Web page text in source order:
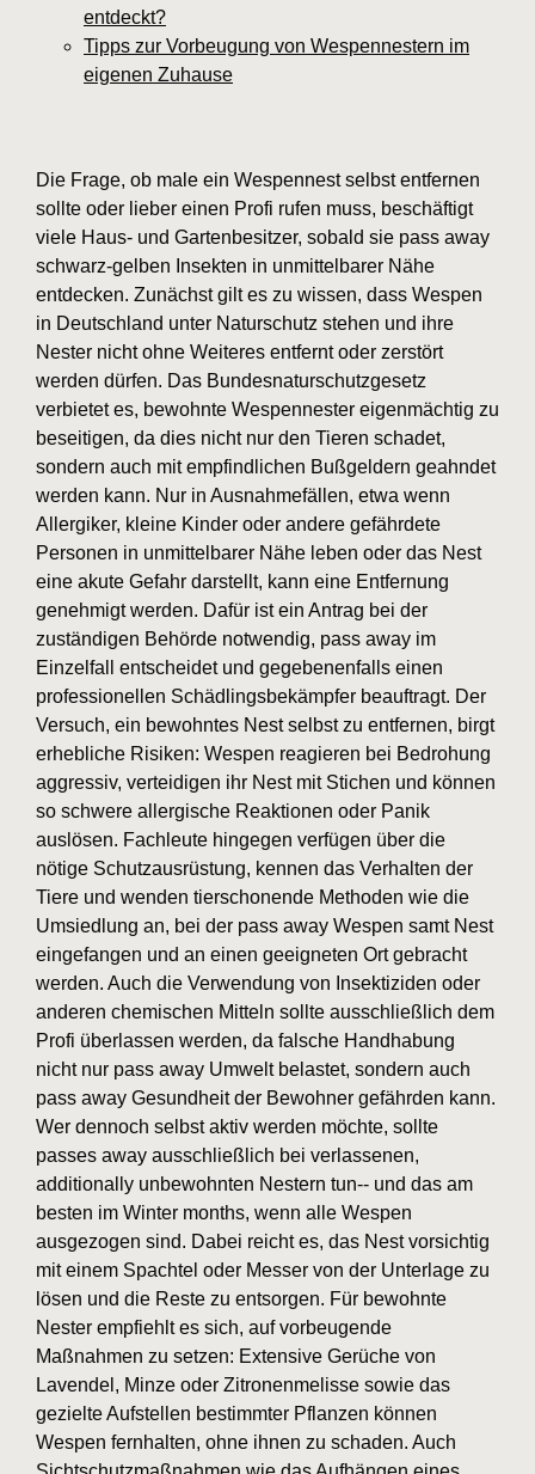
entdeckt?
Tipps zur Vorbeugung von Wespennestern im
eigenen Zuhause
Die Frage, ob male ein Wespennest selbst entfernen
sollte oder lieber einen Profi rufen muss, beschäftigt
viele Haus- und Gartenbesitzer, sobald sie pass away
schwarz-gelben Insekten in unmittelbarer Nähe
entdecken. Zunächst gilt es zu wissen, dass Wespen
in Deutschland unter Naturschutz stehen und ihre
Nester nicht ohne Weiteres entfernt oder zerstört
werden dürfen. Das Bundesnaturschutzgesetz
verbietet es, bewohnte Wespennester eigenmächtig zu
beseitigen, da dies nicht nur den Tieren schadet,
sondern auch mit empfindlichen Bußgeldern geahndet
werden kann. Nur in Ausnahmefällen, etwa wenn
Allergiker, kleine Kinder oder andere gefährdete
Personen in unmittelbarer Nähe leben oder das Nest
eine akute Gefahr darstellt, kann eine Entfernung
genehmigt werden. Dafür ist ein Antrag bei der
zuständigen Behörde notwendig, pass away im
Einzelfall entscheidet und gegebenenfalls einen
professionellen Schädlingsbekämpfer beauftragt. Der
Versuch, ein bewohntes Nest selbst zu entfernen, birgt
erhebliche Risiken: Wespen reagieren bei Bedrohung
aggressiv, verteidigen ihr Nest mit Stichen und können
so schwere allergische Reaktionen oder Panik
auslösen. Fachleute hingegen verfügen über die
nötige Schutzausrüstung, kennen das Verhalten der
Tiere und wenden tierschonende Methoden wie die
Umsiedlung an, bei der pass away Wespen samt Nest
eingefangen und an einen geeigneten Ort gebracht
werden. Auch die Verwendung von Insektiziden oder
anderen chemischen Mitteln sollte ausschließlich dem
Profi überlassen werden, da falsche Handhabung
nicht nur pass away Umwelt belastet, sondern auch
pass away Gesundheit der Bewohner gefährden kann.
Wer dennoch selbst aktiv werden möchte, sollte
passes away ausschließlich bei verlassenen,
additionally unbewohnten Nestern tun-- und das am
besten im Winter months, wenn alle Wespen
ausgezogen sind. Dabei reicht es, das Nest vorsichtig
mit einem Spachtel oder Messer von der Unterlage zu
lösen und die Reste zu entsorgen. Für bewohnte
Nester empfiehlt es sich, auf vorbeugende
Maßnahmen zu setzen: Extensive Gerüche von
Lavendel, Minze oder Zitronenmelisse sowie das
gezielte Aufstellen bestimmter Pflanzen können
Wespen fernhalten, ohne ihnen zu schaden. Auch